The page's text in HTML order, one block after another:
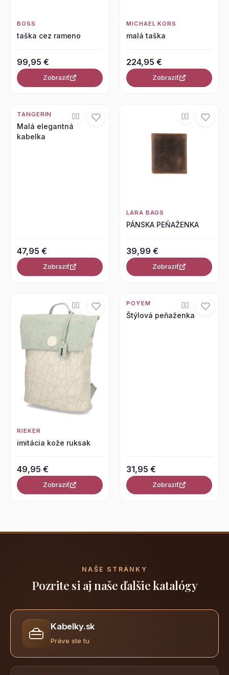
BOSS
taška cez rameno
99,95 €
Zobraziť
MICHAEL KORS
malá taška
224,95 €
Zobraziť
TANGERIN
Malá elegantná
kabelka
47,95 €
Zobraziť
LARA BAGS
PÁNSKA PEŇAŽENKA
39,99 €
Zobraziť
RIEKER
imitácia kože ruksak
49,95 €
Zobraziť
POYEM
Štýlová peňaženka
31,95 €
Zobraziť
NAŠE STRÁNKY
Pozrite si aj naše ďalšie katalógy
👜 Kabelky.sk
Práve ste tu